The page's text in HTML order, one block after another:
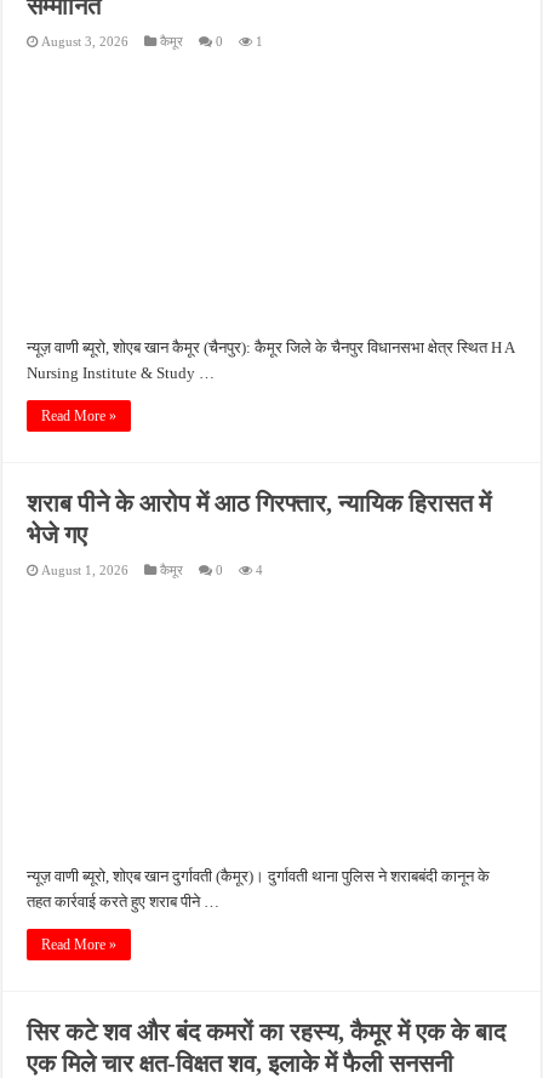
किशनपुर में निजी क्लीनिकों की जांच की उठी मांग, स्वास्थ्य विभाग की निगरानी पर उठे सवाल
सम्मानित
August 3, 2026 कैमूर 0 1
न्यूज़ वाणी ब्यूरो, शोएब खान कैमूर (चैनपुर): कैमूर जिले के चैनपुर विधानसभा क्षेत्र स्थित H A
Nursing Institute & Study …
Read More »
शराब पीने के आरोप में आठ गिरफ्तार, न्यायिक हिरासत में
भेजे गए
August 1, 2026 कैमूर 0 4
न्यूज़ वाणी ब्यूरो, शोएब खान दुर्गावती (कैमूर)। दुर्गावती थाना पुलिस ने शराबबंदी कानून के
तहत कार्रवाई करते हुए शराब पीने …
Read More »
सिर कटे शव और बंद कमरों का रहस्य, कैमूर में एक के बाद
एक मिले चार क्षत-विक्षत शव, इलाके में फैली सनसनी